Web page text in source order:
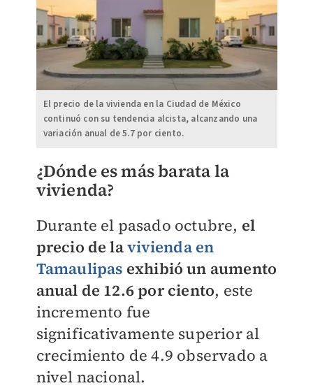
El precio de la vivienda en la Ciudad de México
continuó con su tendencia alcista, alcanzando una
variación anual de 5.7 por ciento.
¿Dónde es más barata la
vivienda?
Durante el pasado octubre, el
precio de lavivienda en
Tamaulipas exhibió un aumento
anual de 12.6 por ciento, este
incremento fue
significativamente superior al
crecimiento de 4.9 observado a
nivel nacional.